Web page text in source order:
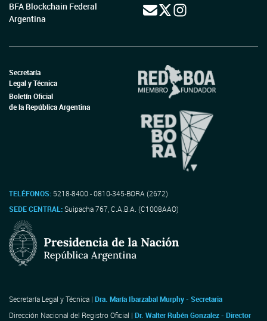
BFA Blockchain Federal
Argentina
Secretaría
Legal y Técnica
Boletín Oficial
de la República Argentina
TELÉFONOS: 5218-8400 - 0810-345-BORA (2672)
SEDE CENTRAL:Suipacha 767, C.A.B.A. (C1008AAO)
Secretaría Legal y Técnica | Dra. María Ibarzabal Murphy - Secretaria
Dirección Nacional del Registro Oficial | Dr. Walter Rubén Gonzalez - Director